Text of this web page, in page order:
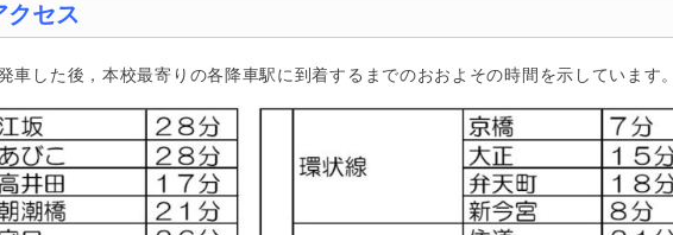
クセス
車した後，本校最寄りの各降車駅に到着するまでのおおよその時間を示していま